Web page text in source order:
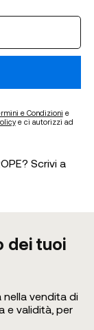
e Condizioni e
e ci autorizzi ad
Scrivi a
dei tuoi
vendita di
e validità, per